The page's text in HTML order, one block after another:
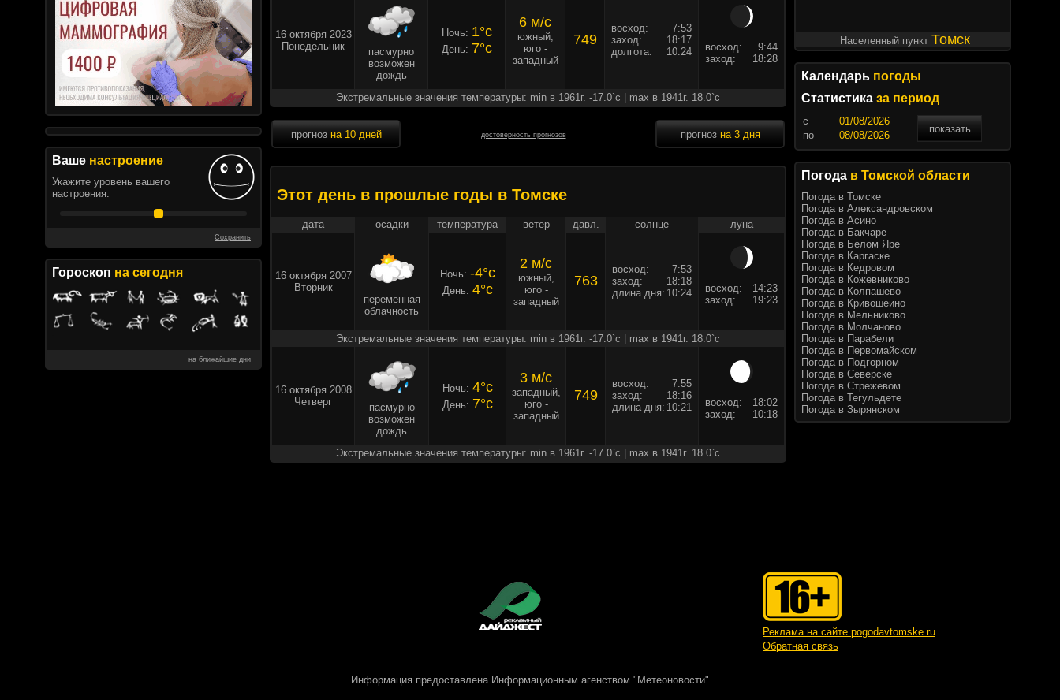
Ваше настроение
Укажите уровень вашего
настроения:
Сохранить
Гороскоп на сегодня
на ближайшие дни
16 октября 2023
Понедельник
пасмурно
возможен
дождь
Ночь: 1°c
День: 7°c
6 м/c
южный,
юго -
западный
749
восход:
7:53
заход:
18:17
долгота:
10:24 восход:
9:44
заход:
18:28
Экстремальные значения температуры: min в 1961г. -17.0`c | max в 1941г. 18.0`c
прогноз на 10 дней достоверность прогнозов прогноз на 3 дня
Этот день в прошлые годы в Томске
дата осадки температура ветер давл. солнце луна
16 октября 2007
Вторник
переменная
облачность
Ночь: -4°c
День: 4°c
2 м/c
южный,
юго -
западный
763
восход:
7:53
заход:
18:18
длина дня: 10:24 восход:
14:23
заход:
19:23
Экстремальные значения температуры: min в 1961г. -17.0`c | max в 1941г. 18.0`c
16 октября 2008
Четверг
пасмурно
возможен
дождь
Ночь: 4°c
День: 7°c
3 м/c
западный,
юго -
западный
749
восход:
7:55
заход:
18:16
длина дня: 10:21 восход:
18:02
заход:
10:18
Экстремальные значения температуры: min в 1961г. -17.0`c | max в 1941г. 18.0`c
Населенный пункт Томск
Календарь погоды
Статистика за период
c
показать
по
Погода в Томской области
Погода в Томске
Погода в Александровском
Погода в Асино
Погода в Бакчаре
Погода в Белом Яре
Погода в Каргаске
Погода в Кедровом
Погода в Кожевниково
Погода в Колпашево
Погода в Кривошеино
Погода в Мельниково
Погода в Молчаново
Погода в Парабели
Погода в Первомайском
Погода в Подгорном
Погода в Северске
Погода в Стрежевом
Погода в Тегульдете
Погода в Зырянском
Реклама на сайте pogodavtomske.ru
Обратная связь
Информация предоставлена Информационным агенством "Метеоновости"